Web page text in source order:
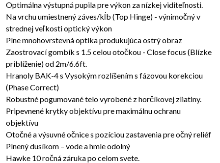
Optimálna výstupná pupila pre výkon za nízkej viditeľnosti.
Na vrchu umiestnený záves/kĺb (Top Hinge) - výnimočný v
strednej veľkosti optický výkon
Plne mnohovrstevná optika produkujúca ostrý obraz
Zaostrovací gombík s 1.5 celou otočkou - Close focus (Blízke
priblíženie) od 2m/6.6ft.
Hranoly BAK-4 s Vysokým rozlíšením s fázovou korekciou
(Phase Correct)
Robustné pogumované telo vyrobené z horčíkovej zliatiny.
Pripevnené krytky objektívu pre maximálnu ochranu
objektívu
Otočné a výsuvné očnice s pozíciou zastavenia pre očný reliéf
Plnený dusíkom – vode a hmle odolný
Hawke 10 ročná záruka po celom svete.